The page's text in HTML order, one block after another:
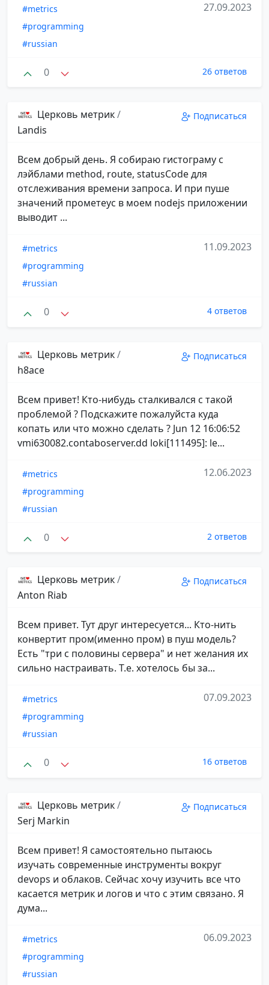
#metrics
#programming
#russian
27.09.2023
0 26 ответов
Церковь метрик/
Landis
Подписаться
Всем добрый день. Я собираю гистограму с
лэйблами method, route, statusCode для
отслеживания времени запроса. И при пуше
значений прометеус в моем nodejs приложении
выводит ...
#metrics
#programming
#russian
11.09.2023
0 4 ответов
Церковь метрик/
h8ace
Подписаться
Всем привет! Кто-нибудь сталкивался с такой
проблемой ? Подскажите пожалуйста куда
копать или что можно сделать ? Jun 12 16:06:52
vmi630082.contaboserver.dd loki[111495]: le...
#metrics
#programming
#russian
12.06.2023
0 2 ответов
Церковь метрик/
Anton Riab
Подписаться
Всем привет. Тут друг интересуется... Кто-нить
конвертит пром(именно пром) в пуш модель?
Есть "три с половины сервера" и нет желания их
сильно настраивать. Т.е. хотелось бы за...
#metrics
#programming
#russian
07.09.2023
0 16 ответов
Церковь метрик/
Serj Markin
Подписаться
Всем привет! Я самостоятельно пытаюсь
изучать современные инструменты вокруг
devops и облаков. Сейчас хочу изучить все что
касается метрик и логов и что с этим связано. Я
дума...
#metrics
#programming
#russian
06.09.2023